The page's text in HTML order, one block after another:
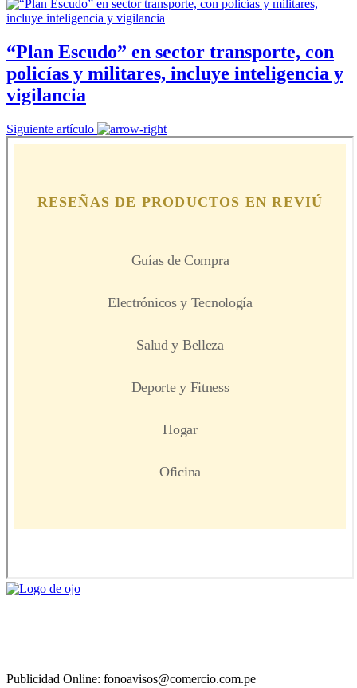
“Plan Escudo” en sector transporte, con
policías y militares, incluye inteligencia y
vigilancia
Siguiente artículo
Publicidad Online: fonoavisos@comercio.com.pe